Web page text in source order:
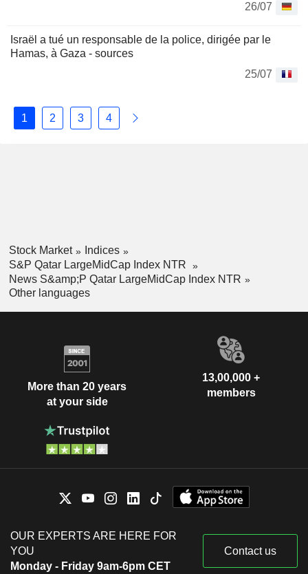
26/07
Israël a tué un responsable de la police, dirigée par le
Hamas, à Gaza - sources
25/07
1 2 3 4
Stock Market
Indices
S&P Qatar LargeMidCap Index NTR
News S&amp;P Qatar LargeMidCap Index NTR
Other languages
More than 20 years
at your side
13,00,000 +
members
OUR EXPERTS ARE HERE FOR
YOU
Monday - Friday 9am-6pm CET
Contact us